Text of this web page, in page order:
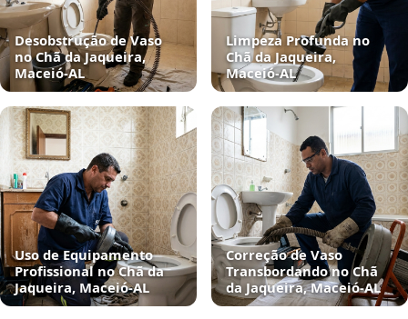
Desobstrução de Vaso
no Chã da Jaqueira,
Maceió‑AL
Limpeza Profunda no
Chã da Jaqueira,
Maceió‑AL
Uso de Equipamento
Profissional no Chã da
Jaqueira, Maceió‑AL
Correção de Vaso
Transbordando no Chã
da Jaqueira, Maceió‑AL